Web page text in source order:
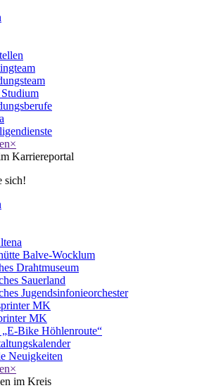
×
Karriereportal
sich!
Balve-Wocklum
Drahtmuseum
Sauerland
Jugendsinfonieorchester
MK
MK
Bike Höhlenroute“
Neuigkeiten
×
im Kreis